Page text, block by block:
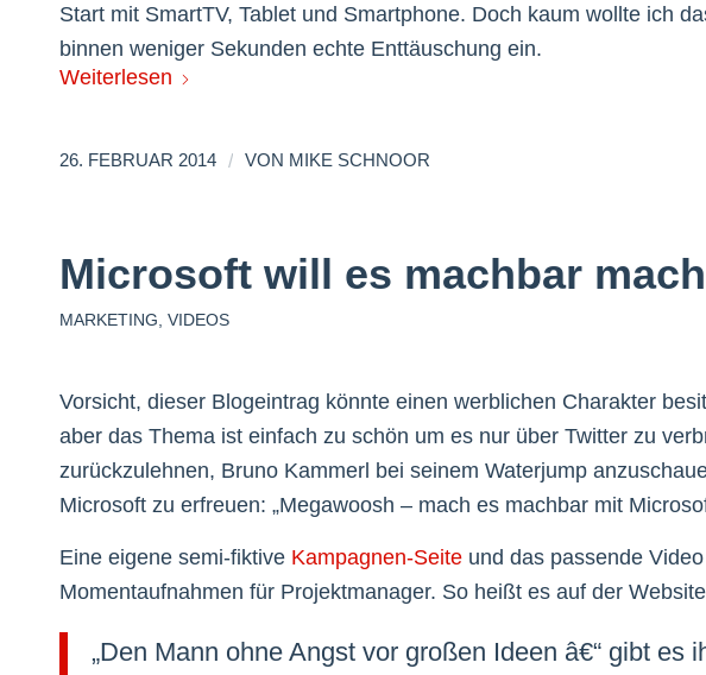
Start mit SmartTV, Tablet und Smartphone. Doch kaum wollte ich
binnen weniger Sekunden echte Enttäuschung ein.
Weiterlesen
26. FEBRUAR 2014 / VON MIKE SCHNOOR
Microsoft will es machbar
MARKETING VIDEOS
Vorsicht, dieser Blogeintrag könnte einen werblichen Charakter
aber das Thema ist einfach zu schön um es nur über Twitter zu
zurückzulehnen, Bruno Kammerl bei seinem Waterjump
Microsoft zu erfreuen: „Megawoosh – mach es machbar mit
Eine eigene semi-fiktive Kampagnen-Seite und das passende
Momentaufnahmen für Projektmanager. So heißt es auf der
„Den Mann ohne Angst vor großen Ideen â€“ gibt es